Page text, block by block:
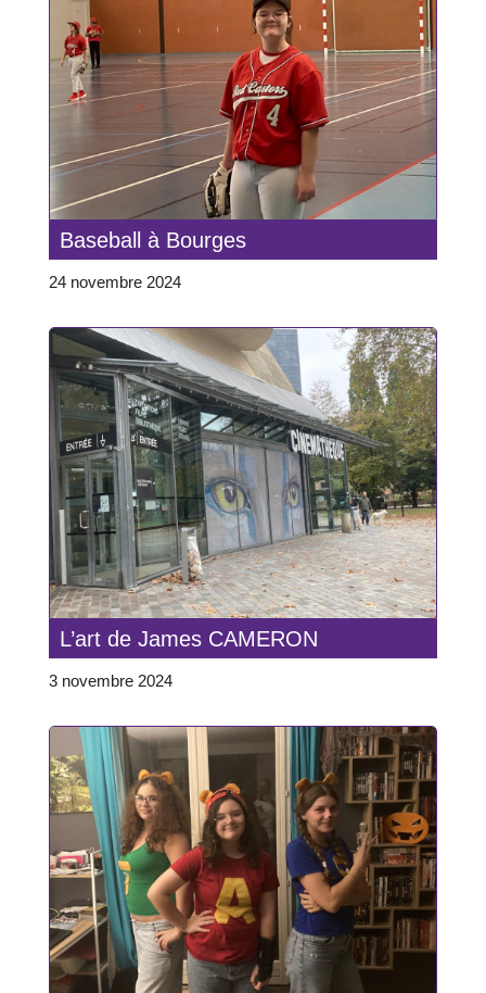
Baseball à Bourges
24 novembre 2024
L’art de James CAMERON
3 novembre 2024